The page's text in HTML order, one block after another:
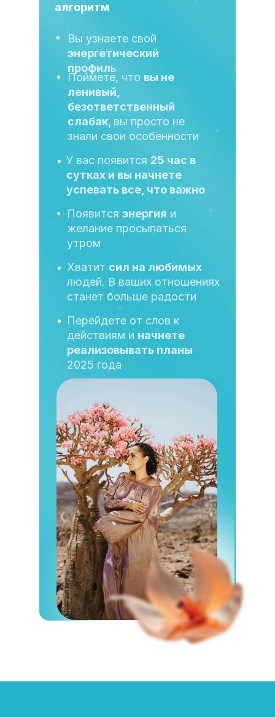
алгоритм
Вы узнаете свой
энергетический
профиль
Поймете, что вы не
ленивый,
безответственный
слабак, вы просто не
знали свои особенности
У вас появится 25 час в
сутках и вы начнете
успевать все, что важно
Появится энергия и
желание просыпаться
утром
Хватит сил на любимых
людей. В ваших отношениях
станет больше радости
Перейдете от слов к
действиям и начнете
реализовывать планы
2025 года